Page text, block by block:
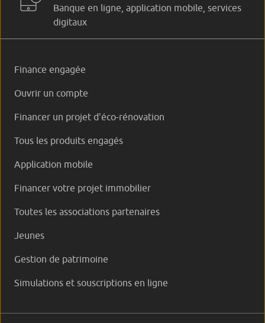
Banque en ligne, application mobile, services
digitaux
Finance engagée
Ouvrir un compte
Financer un projet d'éco-rénovation
Tous les produits engagés
Application mobile
Financer votre projet immobilier
Toutes les associations partenaires
Jeunes
Gestion de patrimoine
Simulations et souscriptions en ligne